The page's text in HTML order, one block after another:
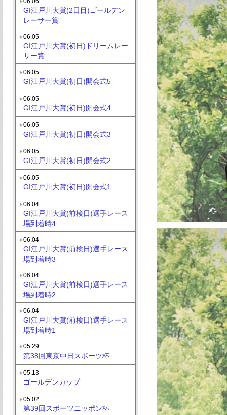
GI江戸川大賞(2日目)ゴールデン
レーサー賞
06.05
GI江戸川大賞(初日)ドリームレー
サー賞
06.05
GI江戸川大賞(初日)開会式5
06.05
GI江戸川大賞(初日)開会式4
06.05
GI江戸川大賞(初日)開会式3
06.05
GI江戸川大賞(初日)開会式2
06.05
GI江戸川大賞(初日)開会式1
06.04
GI江戸川大賞(前検日)選手レース
場到着時4
06.04
GI江戸川大賞(前検日)選手レース
場到着時3
06.04
GI江戸川大賞(前検日)選手レース
場到着時2
06.04
GI江戸川大賞(前検日)選手レース
場到着時1
05.29
第38回東京中日スポーツ杯
05.13
ゴールデンカップ
05.02
第39回スポーツニッポン杯